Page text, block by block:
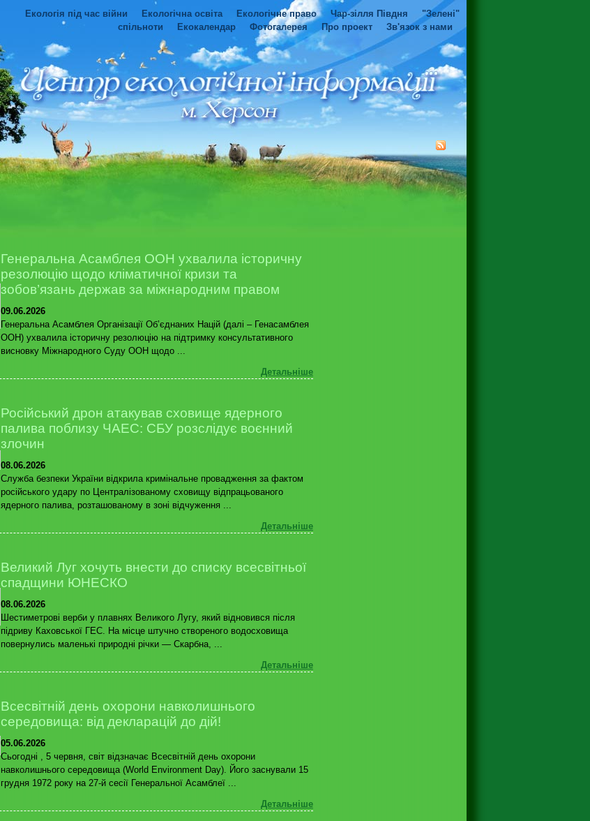
Екологія під час війни Екологічна освіта Екологічне право Чар-зілля Півдня
"Зелені"
спільноти
Екокалендар Фотогалерея Про проект Зв'язок з нами
Генеральна Асамблея ООН ухвалила історичну
резолюцію щодо кліматичної кризи та
зобов’язань держав за міжнародним правом
09.06.2026
Генеральна Асамблея Організації Об’єднаних Націй (далі – Генасамблея
ООН) ухвалила історичну резолюцію на підтримку консультативного
висновку Міжнародного Суду ООН щодо ...
Детальніше
Російський дрон атакував сховище ядерного
палива поблизу ЧАЕС: СБУ розслідує воєнний
злочин
08.06.2026
Служба безпеки України відкрила кримінальне провадження за фактом
російського удару по Централізованому сховищу відпрацьованого
ядерного палива, розташованому в зоні відчуження ...
Детальніше
Великий Луг хочуть внести до списку всесвітньої
спадщини ЮНЕСКО
08.06.2026
Шестиметрові верби у плавнях Великого Лугу, який відновився після
підриву Каховської ГЕС. На місце штучно створеного водосховища
повернулись маленькі природні річки — Скарбна, ...
Детальніше
Всесвітній день охорони навколишнього
середовища: від декларацій до дій!
05.06.2026
Сьогодні , 5 червня, світ відзначає Всесвітній день охорони
навколишнього середовища (World Environment Day). Його заснували 15
грудня 1972 року на 27-й сесії Генеральної Асамблеї ...
Детальніше